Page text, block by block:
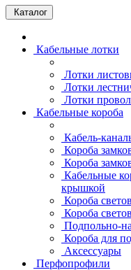
Каталог
Кабельные лотки
Лотки
Лотки
Лотки
Кабельные короба
Кабель-
Короба
Короба
Кабельные
крышкой
Короба
Короба
Подпольно-
Короба для
Аксессуары
Перфопрофили